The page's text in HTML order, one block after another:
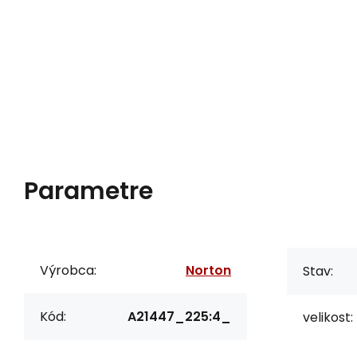
Parametre
Výrobca: Norton
Kód: A21447_225:4_
Stav:
velikost: